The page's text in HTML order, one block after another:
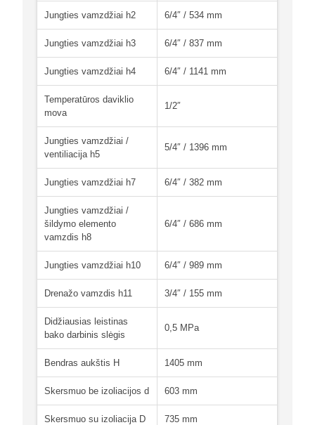
Jungties vamzdžiai h2 6/4″ / 534 mm
Jungties vamzdžiai h3 6/4″ / 837 mm
Jungties vamzdžiai h4 6/4″ / 1141 mm
Temperatūros daviklio
mova
1/2″
Jungties vamzdžiai /
ventiliacija h5
5/4″ / 1396 mm
Jungties vamzdžiai h7 6/4″ / 382 mm
Jungties vamzdžiai /
šildymo elemento
vamzdis h8
6/4″ / 686 mm
Jungties vamzdžiai h10 6/4″ / 989 mm
Drenažo vamzdis h11 3/4″ / 155 mm
Didžiausias leistinas
bako darbinis slėgis
0,5 MPa
Bendras aukštis H 1405 mm
Skersmuo be izoliacijos d 603 mm
Skersmuo su izoliacija D 735 mm